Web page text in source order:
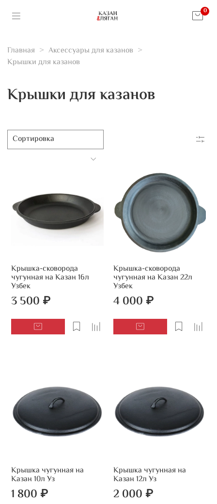
0
Главная
Аксессуары для казанов
Крышки для казанов
Крышки для казанов
Крышка-сковорода
чугунная на Казан 16л
Узбек
3 500 ₽
Крышка-сковорода
чугунная на Казан 22л
Узбек
4 000 ₽
Крышка чугунная на
Казан 10л Уз
1 800 ₽
Крышка чугунная на
Казан 12л Уз
2 000 ₽